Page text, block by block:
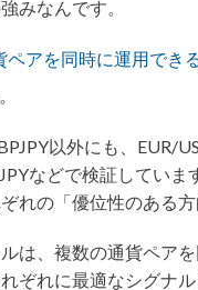
みなんです。
アを同時に運用できる
以外にも、EUR/
などで検証していま
れの「優位性のある方
は、複数の通貨ペア
ぞれに最適なシグナ